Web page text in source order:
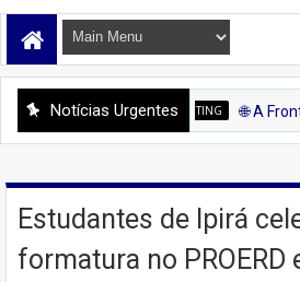
Notícias Urgentes
DO MARKETING 🌐 A Fronteira Final
Estudantes de Ipirá
formatura no PROERD